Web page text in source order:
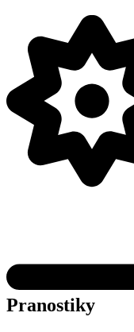
Pranostiky